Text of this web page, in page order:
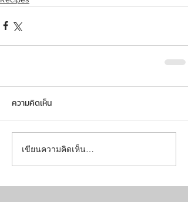
ความคิดเห็น
เขียนความคิดเห็น…